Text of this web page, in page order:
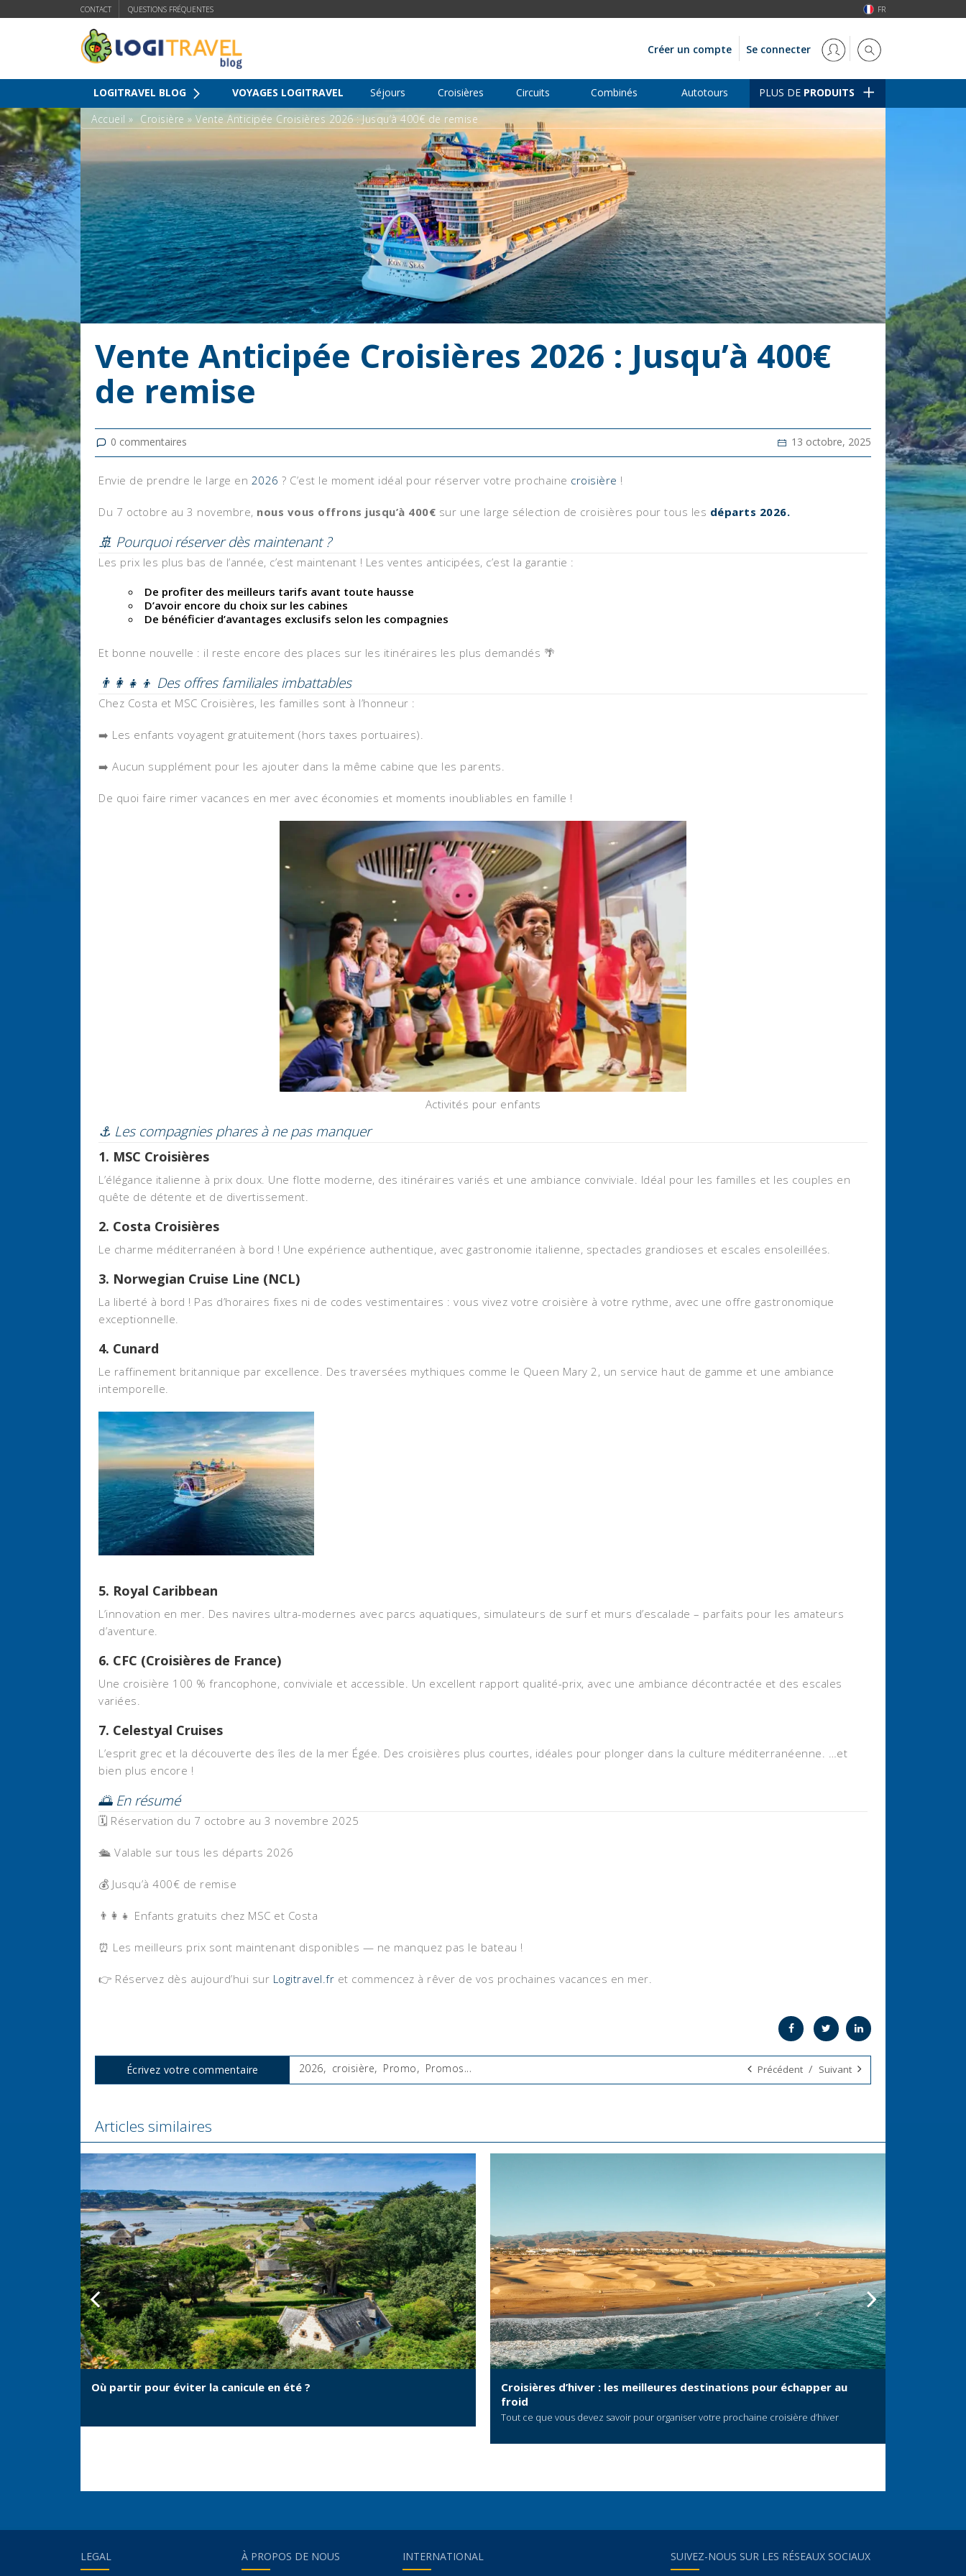
CONTACT QUESTIONS FRÉQUENTES FR
Créer un compte Se connecter
LOGITRAVEL BLOG VOYAGES LOGITRAVEL Séjours Croisières Circuits Combinés Autotours PLUS DE PRODUITS
Accueil » Croisière » Vente Anticipée Croisières 2026 : Jusqu’à 400€ de remise
Vente Anticipée Croisières 2026 : Jusqu’à 400€
de remise
0 commentaires 13 octobre, 2025
Envie de prendre le large en 2026 ? C’est le moment idéal pour réserver votre prochaine croisière !
Du 7 octobre au 3 novembre, nous vous offrons jusqu’à 400€ sur une large sélection de croisières pour tous les départs 2026.
🚢 Pourquoi réserver dès maintenant ?
Les prix les plus bas de l’année, c’est maintenant ! Les ventes anticipées, c’est la garantie :
De profiter des meilleurs tarifs avant toute hausse
D’avoir encore du choix sur les cabines
De bénéficier d’avantages exclusifs selon les compagnies
Et bonne nouvelle : il reste encore des places sur les itinéraires les plus demandés 🌴
👨‍👩‍👧‍👦 Des offres familiales imbattables
Chez Costa et MSC Croisières, les familles sont à l’honneur :
➡️ Les enfants voyagent gratuitement (hors taxes portuaires).
➡️ Aucun supplément pour les ajouter dans la même cabine que les parents.
De quoi faire rimer vacances en mer avec économies et moments inoubliables en famille !
Activités pour enfants
⚓ Les compagnies phares à ne pas manquer
1. MSC Croisières
L’élégance italienne à prix doux. Une flotte moderne, des itinéraires variés et une ambiance conviviale. Idéal pour les familles et les couples en
quête de détente et de divertissement.
2. Costa Croisières
Le charme méditerranéen à bord ! Une expérience authentique, avec gastronomie italienne, spectacles grandioses et escales ensoleillées.
3. Norwegian Cruise Line (NCL)
La liberté à bord ! Pas d’horaires fixes ni de codes vestimentaires : vous vivez votre croisière à votre rythme, avec une offre gastronomique
exceptionnelle.
4. Cunard
Le raffinement britannique par excellence. Des traversées mythiques comme le Queen Mary 2, un service haut de gamme et une ambiance
intemporelle.
5. Royal Caribbean
L’innovation en mer. Des navires ultra-modernes avec parcs aquatiques, simulateurs de surf et murs d’escalade – parfaits pour les amateurs
d’aventure.
6. CFC (Croisières de France)
Une croisière 100 % francophone, conviviale et accessible. Un excellent rapport qualité-prix, avec une ambiance décontractée et des escales
variées.
7. Celestyal Cruises
L’esprit grec et la découverte des îles de la mer Égée. Des croisières plus courtes, idéales pour plonger dans la culture méditerranéenne. …et
bien plus encore !
🌅 En résumé
🗓️ Réservation du 7 octobre au 3 novembre 2025
🛳️ Valable sur tous les départs 2026
💰 Jusqu’à 400€ de remise
👨‍👩‍👧 Enfants gratuits chez MSC et Costa
⏰ Les meilleurs prix sont maintenant disponibles — ne manquez pas le bateau !
👉 Réservez dès aujourd’hui sur Logitravel.fr et commencez à rêver de vos prochaines vacances en mer.
Écrivez votre commentaire
Tags:
2026, croisière, Promo, Promos... Précédent / Suivant
Articles similaires
Où partir pour éviter la canicule en été ?
Croisières d’hiver : les meilleures destinations pour échapper au
froid
Tout ce que vous devez savoir pour organiser votre prochaine croisière d’hiver
LEGAL À PROPOS DE NOUS INTERNATIONAL SUIVEZ-NOUS SUR LES RÉSEAUX SOCIAUX